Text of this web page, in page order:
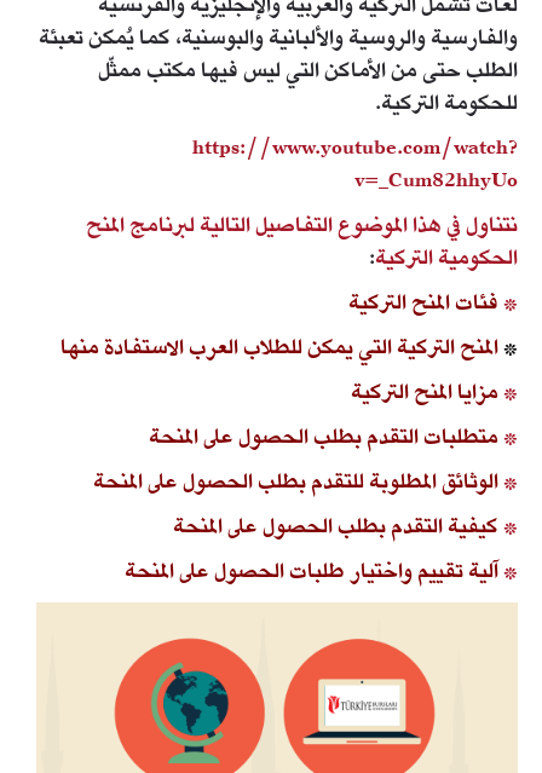
والفارسية والروسية والألبانية والبوسنية، كما يُمكن تعبئة
الطلب حتى من الأماكن التي ليس فيها مكتب ممثّل
للحكومة التركية.
https://www.youtube.com/watch?
v=_Cum82hhyUo
نتناول في هذا الموضوع التفاصيل التالية لبرنامج المنح
الحكومية التركية:
*فئات المنح التركية
*المنح التركية التي يمكن للطلاب العرب الاستفادة منها
*مزايا المنح التركية
*متطلبات التقدم بطلب الحصول على المنحة
*الوثائق المطلوبة للتقدم بطلب الحصول على المنحة
*كيفية التقدم بطلب الحصول على المنحة
*آلية تقييم واختيار طلبات الحصول على المنحة